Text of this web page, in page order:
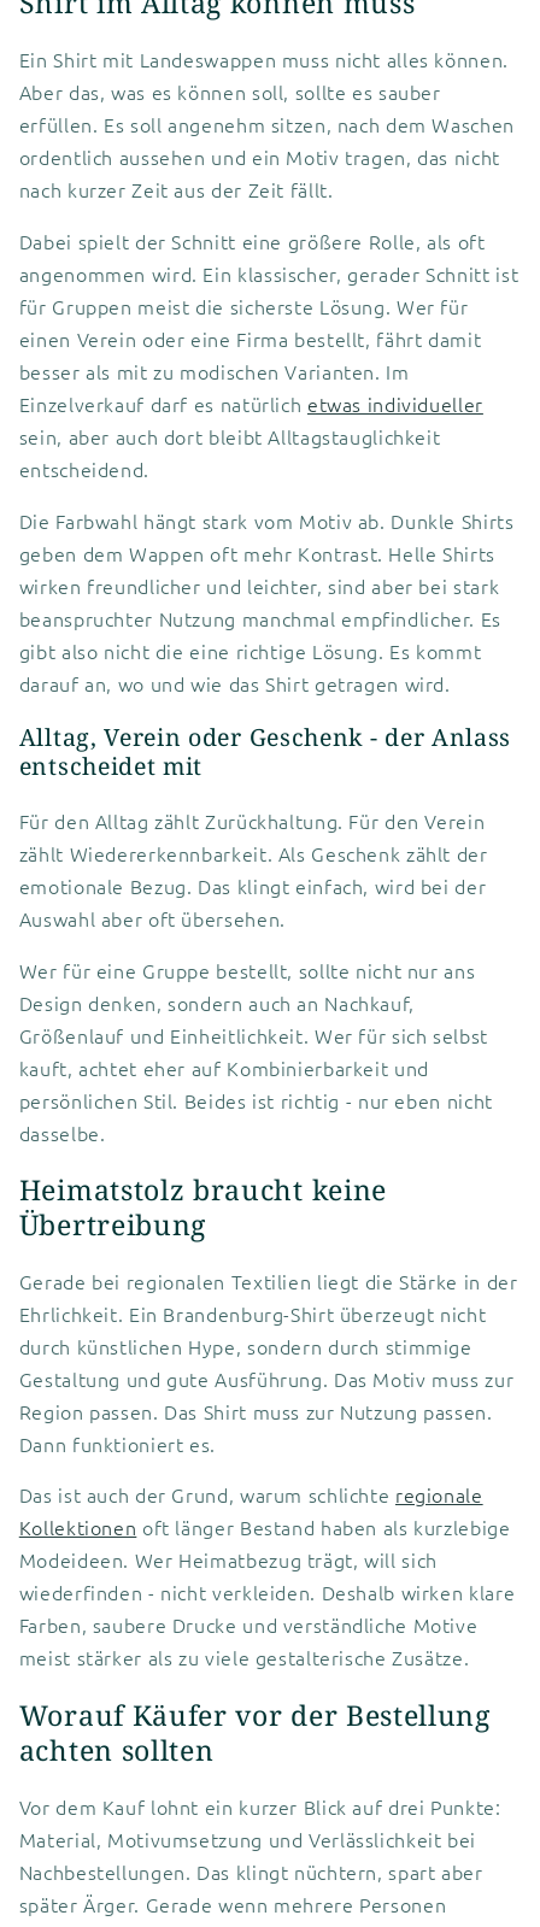
Ein Shirt mit Landeswappen muss nicht alles können.
Aber das, was es können soll, sollte es sauber
erfüllen. Es soll angenehm sitzen, nach dem Waschen
ordentlich aussehen und ein Motiv tragen, das nicht
nach kurzer Zeit aus der Zeit fällt.
Dabei spielt der Schnitt eine größere Rolle, als oft
angenommen wird. Ein klassischer, gerader Schnitt ist
für Gruppen meist die sicherste Lösung. Wer für
einen Verein oder eine Firma bestellt, fährt damit
besser als mit zu modischen Varianten. Im
Einzelverkauf darf es natürlich etwas individueller
sein, aber auch dort bleibt Alltagstauglichkeit
entscheidend.
Die Farbwahl hängt stark vom Motiv ab. Dunkle Shirts
geben dem Wappen oft mehr Kontrast. Helle Shirts
wirken freundlicher und leichter, sind aber bei stark
beanspruchter Nutzung manchmal empfindlicher. Es
gibt also nicht die eine richtige Lösung. Es kommt
darauf an, wo und wie das Shirt getragen wird.
Alltag, Verein oder Geschenk - der Anlass
entscheidet mit
Für den Alltag zählt Zurückhaltung. Für den Verein
zählt Wiedererkennbarkeit. Als Geschenk zählt der
emotionale Bezug. Das klingt einfach, wird bei der
Auswahl aber oft übersehen.
Wer für eine Gruppe bestellt, sollte nicht nur ans
Design denken, sondern auch an Nachkauf,
Größenlauf und Einheitlichkeit. Wer für sich selbst
kauft, achtet eher auf Kombinierbarkeit und
persönlichen Stil. Beides ist richtig - nur eben nicht
dasselbe.
Heimatstolz braucht keine
Übertreibung
Gerade bei regionalen Textilien liegt die Stärke in der
Ehrlichkeit. Ein Brandenburg-Shirt überzeugt nicht
durch künstlichen Hype, sondern durch stimmige
Gestaltung und gute Ausführung. Das Motiv muss zur
Region passen. Das Shirt muss zur Nutzung passen.
Dann funktioniert es.
Das ist auch der Grund, warum schlichte regionale
Kollektionen oft länger Bestand haben als kurzlebige
Modeideen. Wer Heimatbezug trägt, will sich
wiederfinden - nicht verkleiden. Deshalb wirken klare
Farben, saubere Drucke und verständliche Motive
meist stärker als zu viele gestalterische Zusätze.
Worauf Käufer vor der Bestellung
achten sollten
Vor dem Kauf lohnt ein kurzer Blick auf drei Punkte:
Material, Motivumsetzung und Verlässlichkeit bei
Nachbestellungen. Das klingt nüchtern, spart aber
später Ärger. Gerade wenn mehrere Personen